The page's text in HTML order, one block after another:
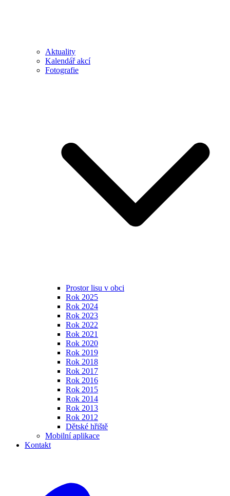
Aktuality
Kalendář akcí
Fotografie
Prostor lisu v obci
Rok 2025
Rok 2024
Rok 2023
Rok 2022
Rok 2021
Rok 2020
Rok 2019
Rok 2018
Rok 2017
Rok 2016
Rok 2015
Rok 2014
Rok 2013
Rok 2012
Dětské hřiště
Mobilní aplikace
Kontakt